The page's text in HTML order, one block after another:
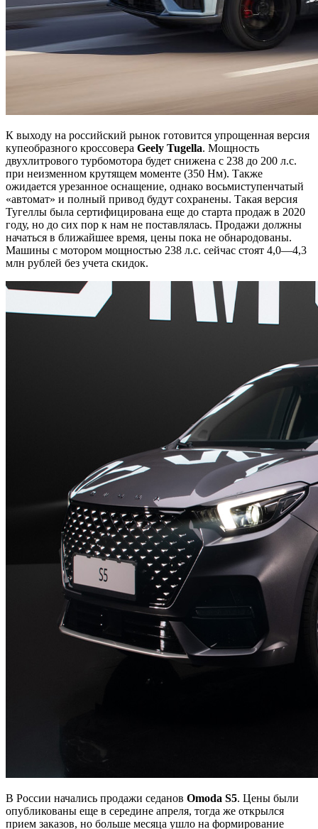
К выходу на российский рынок готовится упрощенная версия
купеобразного кроссовера Geely Tugella. Мощность
двухлитрового турбомотора будет снижена с 238 до 200 л.с.
при неизменном крутящем моменте (350 Нм). Также
ожидается урезанное оснащение, однако восьмиступенчатый
«автомат» и полный привод будут сохранены. Такая версия
Тугеллы была сертифицирована еще до старта продаж в 2020
году, но до сих пор к нам не поставлялась. Продажи должны
начаться в ближайшее время, цены пока не обнародованы.
Машины с мотором мощностью 238 л.с. сейчас стоят 4,0—4,3
млн рублей без учета скидок.
В России начались продажи седанов Omoda S5. Цены были
опубликованы еще в середине апреля, тогда же открылся
прием заказов, но больше месяца ушло на формирование